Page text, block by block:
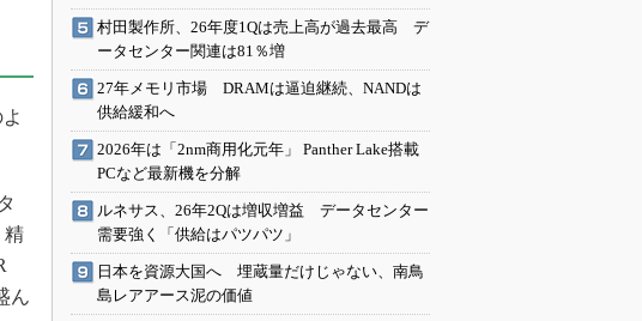
精
ん
村田製作所、26年度1Qは売上高が過去最高 デ
ータセンター関連は81％増
27年メモリ市場 DRAMは逼迫継続、NANDは
供給緩和へ
2026年は「2nm商用化元年」 Panther Lake搭載
PCなど最新機を分解
ルネサス、26年2Qは増収増益 データセンター
需要強く「供給はパツパツ」
日本を資源大国へ 埋蔵量だけじゃない、南鳥
島レアアース泥の価値